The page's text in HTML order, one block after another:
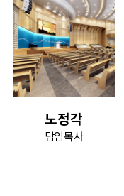
노정각
담임목사